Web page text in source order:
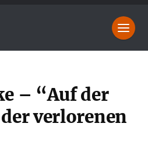
– “Auf der
verlorenen